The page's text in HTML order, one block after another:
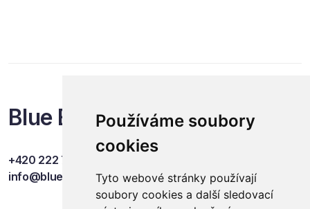
Používáme soubory
cookies
Tyto webové stránky používají
soubory cookies a další sledovací
Blue Events
+420 222 749 841
info@blueevents.eu